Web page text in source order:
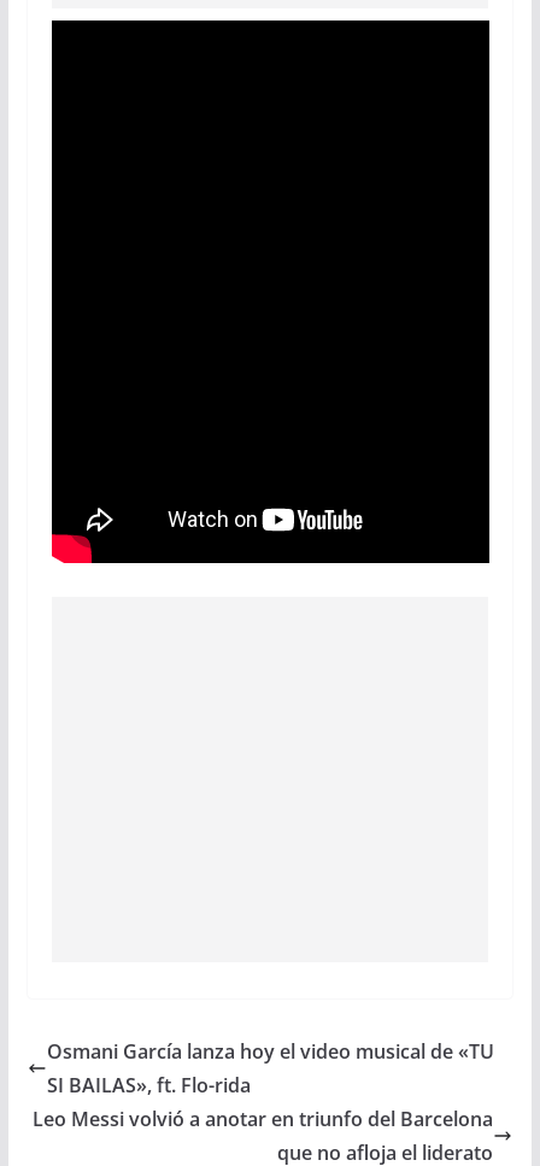
Osmani García lanza hoy el video musical de «TU
SI BAILAS», ft. Flo-rida
Leo Messi volvió a anotar en triunfo del Barcelona
que no afloja el liderato